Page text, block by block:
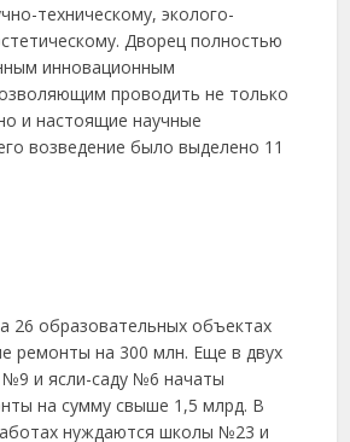
техническому, эколого-
Дворец полностью
инновационным
проводить не только
и настоящие научные
возведение было выделено 11
26 образовательных объектах
ремонты на 300 млн. Еще в двух
и ясли-саду №6 начаты
на сумму свыше 1,5 млрд. В
нуждаются школы №23 и